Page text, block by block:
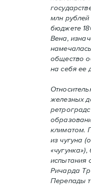
млн
бюджете
Вена,
общество
на себя ее
железных
климатом.
из чугуна
испытания
Ричарда
Перепады